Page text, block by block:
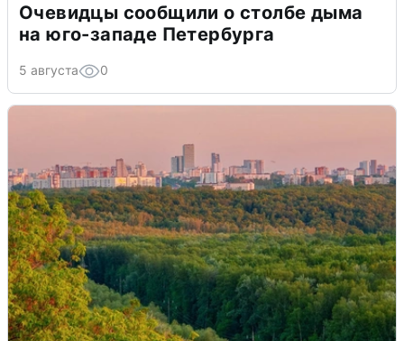
Очевидцы сообщили о столбе дыма
на юго-западе Петербурга
5 августа 0